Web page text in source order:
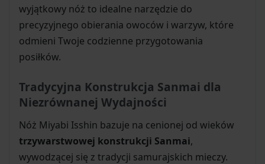
wyjątkowy nóż to idealne narzędzie do
precyzyjnego obierania owoców i warzyw, które
odmieni Twoje codzienne przygotowania
posiłków.
Tradycyjna Konstrukcja Sanmai dla
Niezrównanej Wydajności
Nóż Miyabi Isshin bazuje na cenionej od wieków
trzywarstwowej konstrukcji Sanmai,
wywodzącej się z tradycji samurajskich mieczy.